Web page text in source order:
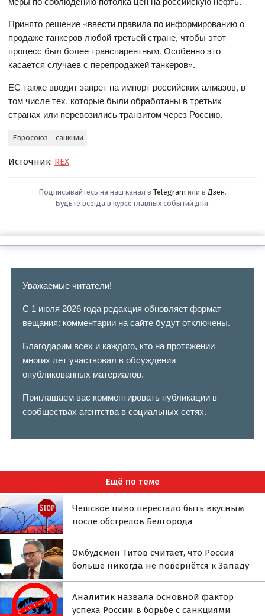
Принято решение «ввести правила по информированию о
продаже танкеров любой третьей стране, чтобы этот
процесс был более транспарентным. Особенно это
касается случаев с перепродажей танкеров».
ЕС также вводит запрет на импорт российских алмазов, в
том числе тех, которые были обработаны в третьих
странах или перевозились транзитом через Россию.
Евросоюз санкции
Источник: REX
Подписывайтесь на наш канал в Telegram или в Дзен.
Будьте всегда в курсе главных событий дня.
Уважаемые читатели!
С 1 июля 2026 года редакция обновляет формат
вещания: комментарии на сайте будут отключены.
Благодарим всех и каждого, кто на протяжении
многих лет участвовал в обсуждении
опубликованных материалов.
Приглашаем вас комментировать публикации в
сообществах агентства в социальных сетях.
Ещё по теме
Чешское пиво перестало быть вкусным
после обстрелов Белгорода
Омбудсмен Титов считает, что Россия
больше никогда не повернётся к Западу
Аналитик назвала основной фактор
успеха России в борьбе с санкциями